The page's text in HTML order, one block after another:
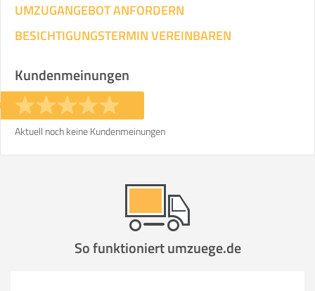
UMZUGANGEBOT ANFORDERN
BESICHTIGUNGSTERMIN VEREINBAREN
Kundenmeinungen
Aktuell noch keine Kundenmeinungen
So funktioniert umzuege.de